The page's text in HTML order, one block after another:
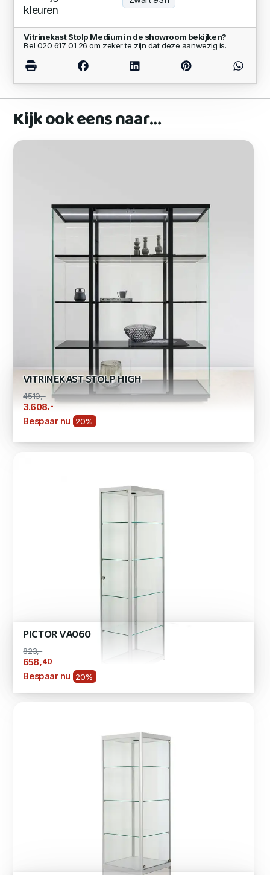
kleuren
Vitrinekast Stolp Medium in de showroom bekijken?
Bel 020 617 01 26 om zeker te zijn dat deze aanwezig is.
Kijk ook eens naar…
VITRINEKAST STOLP HIGH
4510,-
3.608,-
Bespaar nu 20%
PICTOR VA060
823,-
658,40
Bespaar nu 20%